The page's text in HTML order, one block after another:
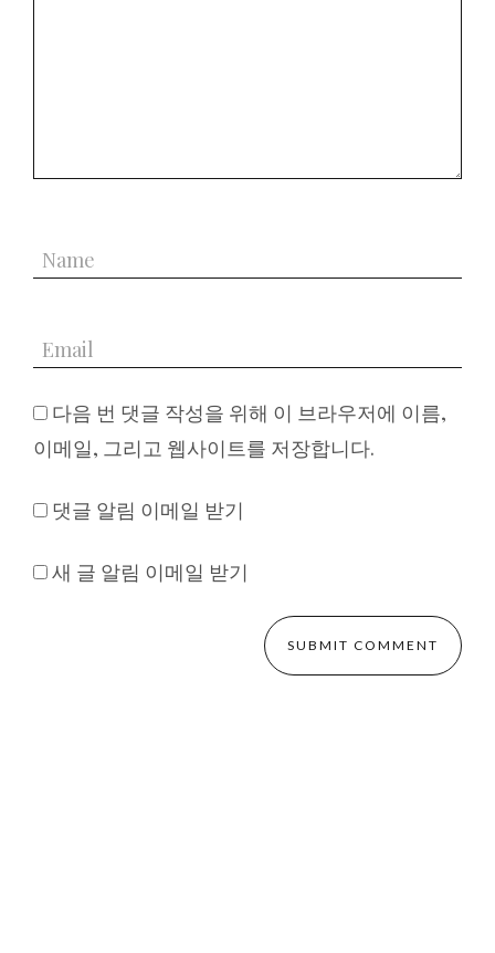
다음 번 댓글 작성을 위해 이 브라우저에 이름,
이메일, 그리고 웹사이트를 저장합니다.
댓글 알림 이메일 받기
새 글 알림 이메일 받기